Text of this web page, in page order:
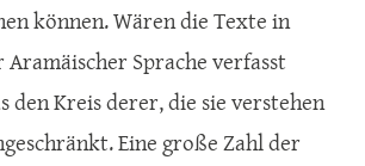
können. Wären die Texte in
Sprache verfasst
den Kreis derer, die sie verstehen
Eine große Zahl der